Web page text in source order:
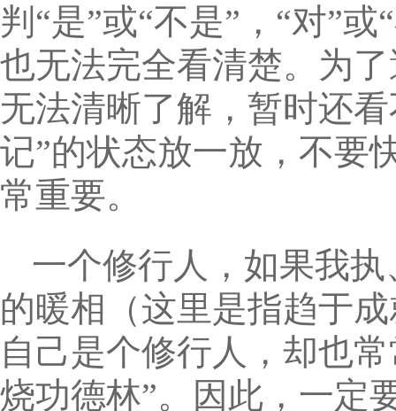
判“是”或“不是”，“对”
也无法完全看清楚。为
无法清晰了解，暂时还
记”的状态放一放，不要
常重要。
一个修行人，如果我
的暖相（这里是指趋于
自己是个修行人，却也
烧功德林”。因此，一定